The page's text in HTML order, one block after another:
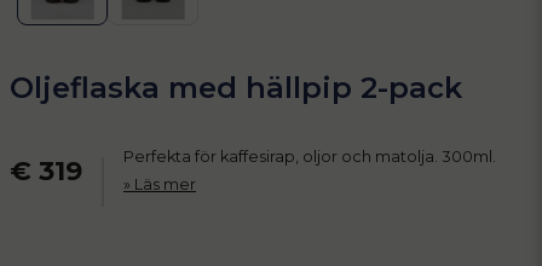
Oljeflaska med hällpip 2-pack
€ 319
Perfekta för kaffesirap, oljor och matolja. 300ml.
Läs mer